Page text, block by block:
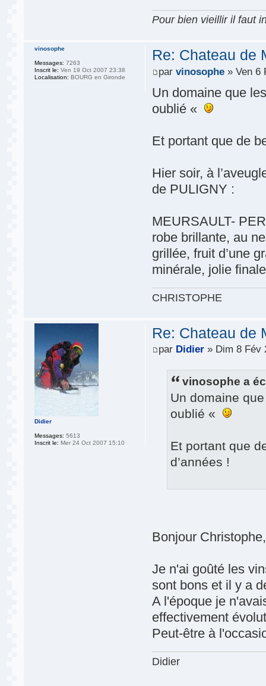
Pour bien vieillir il faut
Re: Chateau de
parvinosophe » Ven 6
Un domaine que
oublié «
Et portant que de
Hier soir, à
de PULIGNY :
MEURSAULT-
robe brillante, au
grillée, fruit d’une
minérale, jolie
CHRISTOPHE
vinosophe
Messages: 7263
Inscrit le: Ven 19 Oct 2007 23:38
Localisation: BOURG en Gironde
Re: Chateau de
par Didier » Dim 8 Fév
vinosophe a
Un domaine
oublié «
Et portant que
d’années !
Bonjour Christophe,
Je n'ai goûté les
sont bons et il y a
A l'époque je
effectivement
Peut-être à
Didier
Didier
Messages: 5613
Inscrit le: Mer 24 Oct 2007 15:10